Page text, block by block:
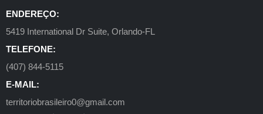
ENDEREÇO:
5419 International Dr Suite, Orlando-FL
TELEFONE:
(407) 844-5115
E-MAIL:
territoriobrasileiro0@gmail.com